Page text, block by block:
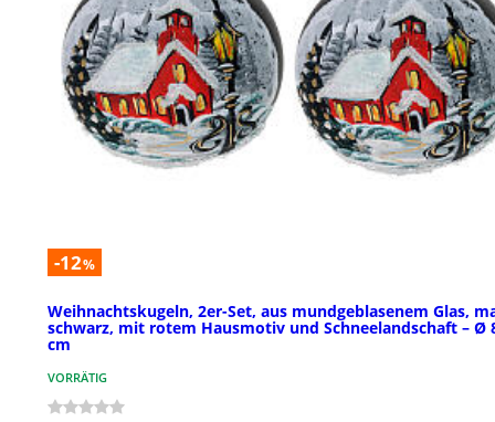
-12%
Weihnachtskugeln, 2er-Set, aus mundgeblasenem Glas,
schwarz, mit rotem Hausmotiv und Schneelandschaft – Ø
cm
VORRÄTIG